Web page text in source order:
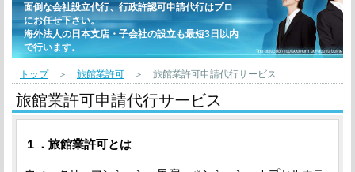
面倒な会社設立代行、行政許認可申請代行はプロ
にお任せ下さい。
海外法人の日本支店・子会社の設立も最短3日以内
で行います。
トップ＞ 旅館業許可 ＞ 旅館業許可申請代行サービス
旅館業許可申請代行サービス
１．旅館業許可とは